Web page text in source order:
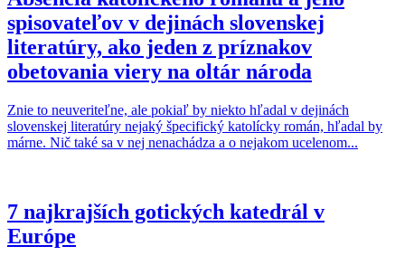
spisovateľov v dejinách slovenskej
literatúry, ako jeden z príznakov
obetovania viery na oltár národa
Znie to neuveriteľne, ale pokiaľ by niekto hľadal v dejinách
slovenskej literatúry nejaký špecifický katolícky román, hľadal by
márne. Nič také sa v nej nenachádza a o nejakom ucelenom...
7 najkrajších gotických katedrál v
Európe